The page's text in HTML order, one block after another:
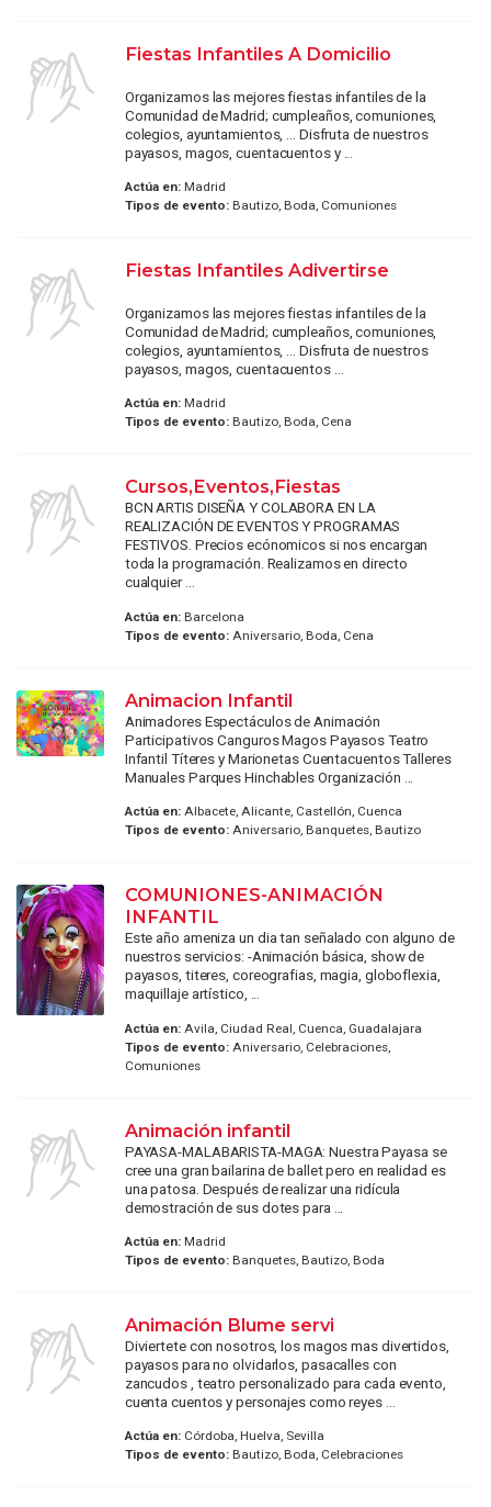
Fiestas Infantiles A Domicilio
Organizamos las mejores fiestas infantiles de la
Comunidad de Madrid; cumpleaños, comuniones,
colegios, ayuntamientos, ... Disfruta de nuestros
payasos, magos, cuentacuentos y ...
Actúa en:Madrid
Tipos de evento:Bautizo, Boda, Comuniones
Fiestas Infantiles Adivertirse
Organizamos las mejores fiestas infantiles de la
Comunidad de Madrid; cumpleaños, comuniones,
colegios, ayuntamientos, ... Disfruta de nuestros
payasos, magos, cuentacuentos ...
Actúa en:Madrid
Tipos de evento:Bautizo, Boda, Cena
Cursos,Eventos,Fiestas
BCN ARTIS DISEÑA Y COLABORA EN LA
REALIZACIÓN DE EVENTOS Y PROGRAMAS
FESTIVOS. Precios ecónomicos si nos encargan
toda la programación. Realizamos en directo
cualquier ...
Actúa en:Barcelona
Tipos de evento:Aniversario, Boda, Cena
Animacion Infantil
Animadores Espectáculos de Animación
Participativos Canguros Magos Payasos Teatro
Infantil Títeres y Marionetas Cuentacuentos Talleres
Manuales Parques Hinchables Organización ...
Actúa en:Albacete, Alicante, Castellón, Cuenca
Tipos de evento:Aniversario, Banquetes, Bautizo
COMUNIONES-ANIMACIÓN
INFANTIL
Este año ameniza un dia tan señalado con alguno de
nuestros servicios: -Animación básica, show de
payasos, titeres, coreografias, magia, globoflexia,
maquillaje artístico, ...
Actúa en:Avila, Ciudad Real, Cuenca, Guadalajara
Tipos de evento:Aniversario, Celebraciones,
Comuniones
Animación infantil
PAYASA-MALABARISTA-MAGA: Nuestra Payasa se
cree una gran bailarina de ballet pero en realidad es
una patosa. Después de realizar una ridícula
demostración de sus dotes para ...
Actúa en:Madrid
Tipos de evento:Banquetes, Bautizo, Boda
Animación Blume servi
Diviertete con nosotros, los magos mas divertidos,
payasos para no olvidarlos, pasacalles con
zancudos , teatro personalizado para cada evento,
cuenta cuentos y personajes como reyes ...
Actúa en:Córdoba, Huelva, Sevilla
Tipos de evento:Bautizo, Boda, Celebraciones